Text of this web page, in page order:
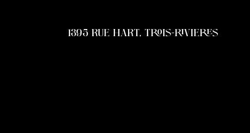
1395 RUE HART, TROIS-RIVIERES